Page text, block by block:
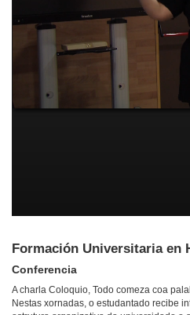
Formación Universitaria en
Conferencia
A charla Coloquio, Todo comeza coa
Nestas xornadas, o estudantado recibe